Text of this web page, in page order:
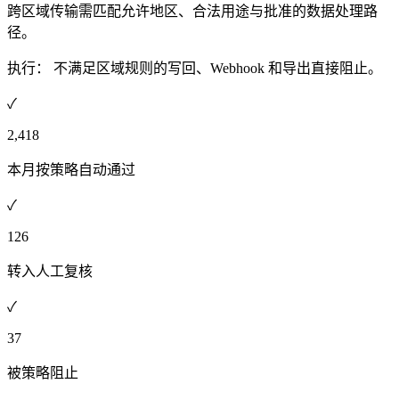
跨区域传输需匹配允许地区、合法用途与批准的数据处理路
径。
执行： 不满足区域规则的写回、Webhook 和导出直接阻止。
✓
2,418
本月按策略自动通过
✓
126
转入人工复核
✓
37
被策略阻止